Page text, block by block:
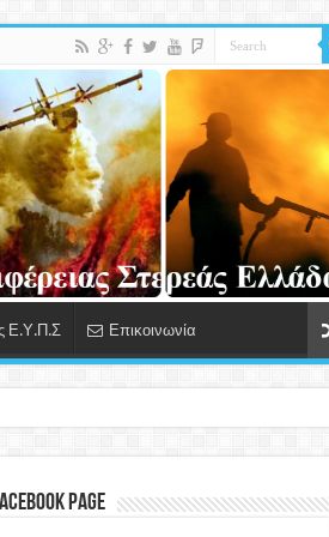
Ε.Υ.Π.Σ Επικοινωνία
Page